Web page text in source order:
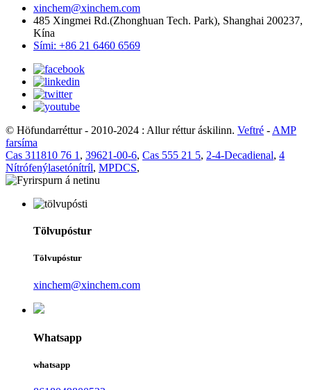
xinchem@xinchem.com
485 Xingmei Rd.(Zhonghuan Tech. Park), Shanghai 200237,
Kína
Sími: +86 21 6460 6569
© Höfundarréttur - 2010-2024 : Allur réttur áskilinn. Veftré - AMP
farsíma
Cas 311810 76 1 , 39621-00-6, Cas 555 21 5, 2-4-Decadienal, 4
Nítrófenýlasetónítríl, MPDCS,
Tölvupóstur
Tölvupóstur
xinchem@xinchem.com
Whatsapp
whatsapp